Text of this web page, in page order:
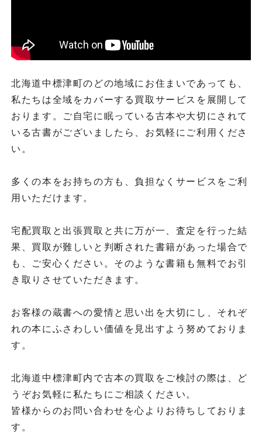
北海道中標津町のどの地域にお住まいであっても、
私たちは全域をカバーする買取サービスを展開して
おります。ご自宅に眠っている古本や大切にされて
いる古書がございましたら、お気軽にご利用くださ
い。
多くの本をお持ちの方も、負担なくサービスをご利
用いただけます。
宅配買取と出張買取と共に万が一、査定を行った結
果、買取が難しいと判断された書籍があった場合で
も、ご安心ください。そのような書籍も無料でお引
き取りさせていただきます。
お客様の蔵書への愛情と思い出を大切にし、それぞ
れの本にふさわしい価値を見出すよう努めておりま
す。
北海道中標津町内で古本の買取をご検討の際は、ど
うぞお気軽に私たちにご相談ください。
皆様からのお問い合わせを心よりお待ちしておりま
す。